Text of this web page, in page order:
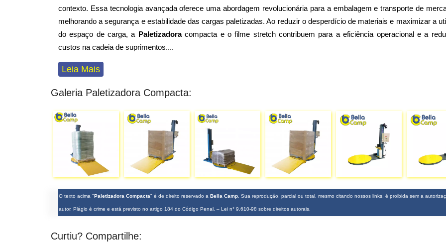
contexto. Essa tecnologia avançada oferece uma abordagem revolucionária para a embalagem e transporte de
melhorando a segurança e estabilidade das cargas paletizadas. Ao reduzir o desperdício de materiais e maximizar a
do espaço de carga, a Paletizadoracompacta e o filme stretch contribuem para a eficiência operacional e a
custos na cadeia de suprimentos....
Leia Mais
Galeria Paletizadora Compacta:
O texto acima "Paletizadora Compacta" é de direito reservado a Bella Camp . Sua reprodução, parcial ou total, mesmo citando nossos links, é proibida sem a
autor. Plágio é crime e está previsto no artigo 184 do Código Penal. – Lei n° 9.610-98 sobre direitos autorais
Curtiu? Compartilhe: